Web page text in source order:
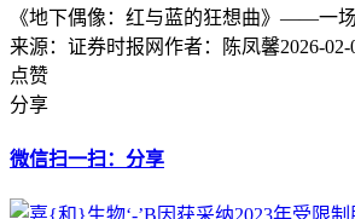
《地下偶像：红与蓝的狂想曲》——一
来源：证券时报网作者：陈凤馨2026-02-
点赞
分享
微信扫一扫：分享